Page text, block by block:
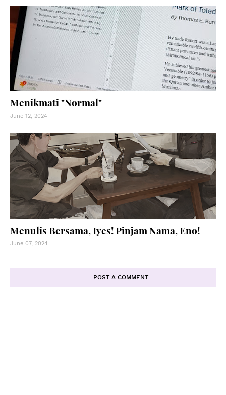
Menikmati "Normal"
June 12, 2024
Menulis Bersama, Iyes! Pinjam Nama, Eno!
June 07, 2024
POST A COMMENT